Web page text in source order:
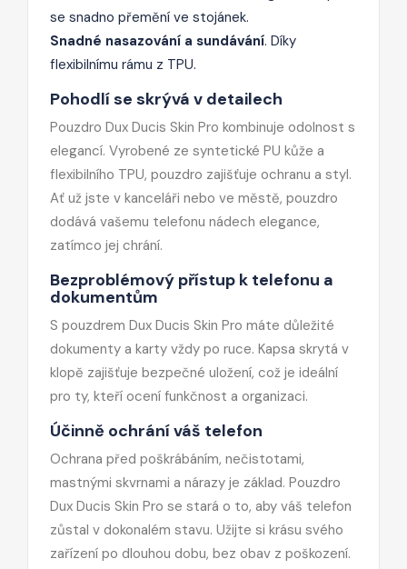
se snadno přemění ve stojánek.
Snadné nasazování a sundávání. Díky
flexibilnímu rámu z TPU.
Pohodlí se skrývá v detailech
Pouzdro Dux Ducis Skin Pro kombinuje odolnost s
elegancí. Vyrobené ze syntetické PU kůže a
flexibilního TPU, pouzdro zajišťuje ochranu a styl.
Ať už jste v kanceláři nebo ve městě, pouzdro
dodává vašemu telefonu nádech elegance,
zatímco jej chrání.
Bezproblémový přístup k telefonu a
dokumentům
S pouzdrem Dux Ducis Skin Pro máte důležité
dokumenty a karty vždy po ruce. Kapsa skrytá v
klopě zajišťuje bezpečné uložení, což je ideální
pro ty, kteří ocení funkčnost a organizaci.
Účinně ochrání váš telefon
Ochrana před poškrábáním, nečistotami,
mastnými skvrnami a nárazy je základ. Pouzdro
Dux Ducis Skin Pro se stará o to, aby váš telefon
zůstal v dokonalém stavu. Užijte si krásu svého
zařízení po dlouhou dobu, bez obav z poškození.